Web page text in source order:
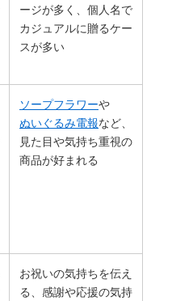
ージが多く、個人名で
カジュアルに贈るケー
スが多い
ソープフラワーや
ぬいぐるみ電報など、
見た目や気持ち重視の
商品が好まれる
お祝いの気持ちを伝え
る、感謝や応援の気持